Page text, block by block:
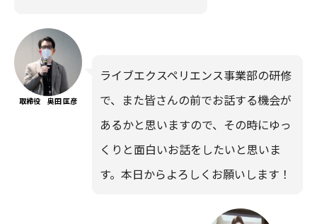
取締役 奥田 匡彦
ライブエクスペリエンス事業部の研修
で、また皆さんの前でお話する機会が
あるかと思いますので、その時にゆっ
くりと面白いお話をしたいと思いま
す。本日からよろしくお願いします！